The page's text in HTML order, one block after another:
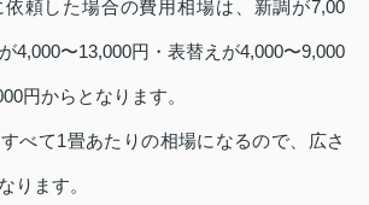
頼した場合の費用相場は、新調が7,00
4,000〜13,000円・表替えが4,000〜9,000
円からとなります。
べて1畳あたりの相場になるので、広さ
ります。